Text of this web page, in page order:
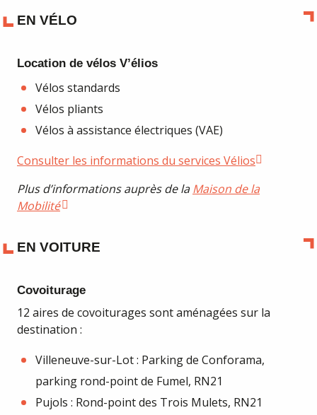
EN VÉLO
Location de vélos V’élios
Vélos standards
Vélos pliants
Vélos à assistance électriques (VAE)
Consulter les informations du services Vélios
Plus d’informations auprès de laMaison de la
Mobilité
EN VOITURE
Covoiturage
12 aires de covoiturages sont aménagées sur la
destination :
Villeneuve-sur-Lot : Parking de Conforama,
parking rond-point de Fumel, RN21
Pujols : Rond-point des Trois Mulets, RN21